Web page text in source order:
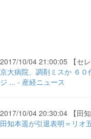
2017/10/04 21:00:05 【セレ
京大病院、調剤ミスか ６
ジ ... - 産経ニュース
2017/10/04 20:30:04 【田知
田知本遥が引退表明＝リオ